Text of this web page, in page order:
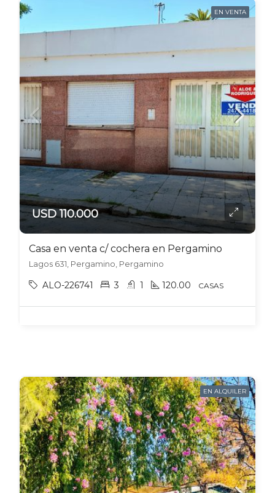
EN VENTA
USD 110.000
Casa en venta c/ cochera en Pergamino
Lagos 631, Pergamino, Pergamino
ALO-226741 3 1 120.00 CASAS
EN ALQUILER